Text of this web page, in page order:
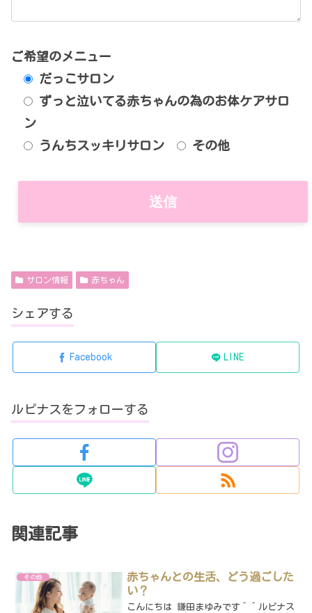
ご希望のメニュー
だっこサロン
ずっと泣いてる赤ちゃんの為のお体ケアサロ
ン
うんちスッキリサロン
その他
サロン情報 赤ちゃん
シェアする
Facebook LINE
ルピナスをフォローする
関連記事
その他
赤ちゃんとの生活、どう過ごした
い？
こんにちは 鎌田まゆみです＾＾ルピナス